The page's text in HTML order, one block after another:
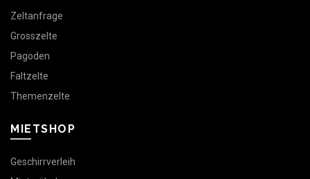
Zeltanfrage
Grosszelte
Pagoden
Faltzelte
Themenzelte
MIETSHOP
Geschirrverleih